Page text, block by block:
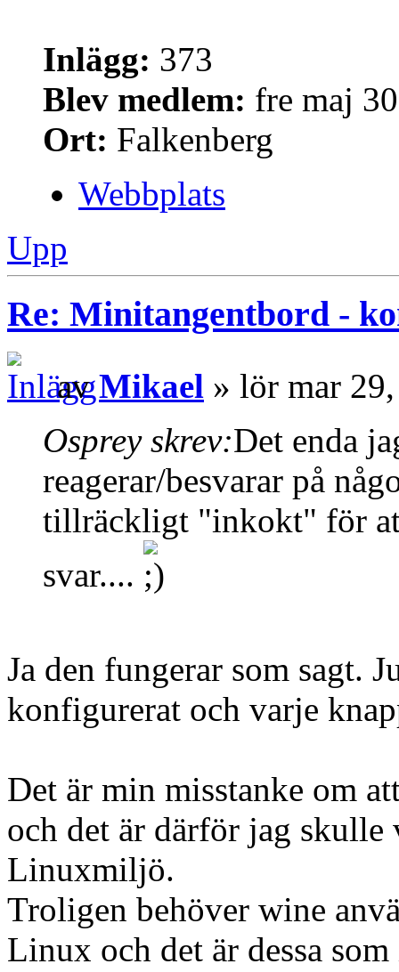
Inlägg: 373
Blev medlem: fre maj
Ort: Falkenberg
Webbplats
Upp
Re: Minitangentbord -
avMikael » lör mar
Osprey skrev:Det enda
reagerar/besvarar på
tillräckligt "inkokt" för
svar....
Ja den fungerar som sagt.
konfigurerat och varje
Det är min misstanke om
och det är därför jag
Linuxmiljö.
Troligen behöver wine
Linux och det är dessa